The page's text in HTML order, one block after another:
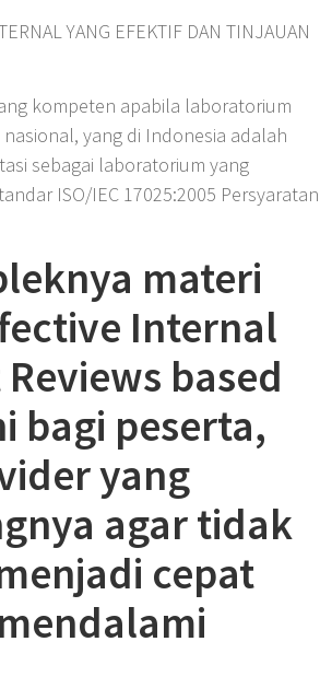
YANG EFEKTIF DAN TINJAUAN
kompeten apabila laboratorium
yang di Indonesia adalah
sebagai laboratorium yang
ISO/IEC 17025:2005 Persyaratan
materi
Internal
based
bagi peserta,
yang
agar tidak
cepat